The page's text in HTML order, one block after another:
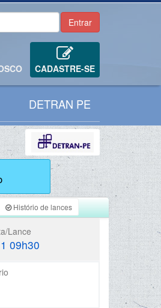
CADASTRE-SE
DETRAN PE
Histório de lances
Lance
09h30